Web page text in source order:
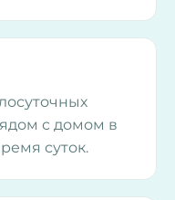
с домом в
суток.